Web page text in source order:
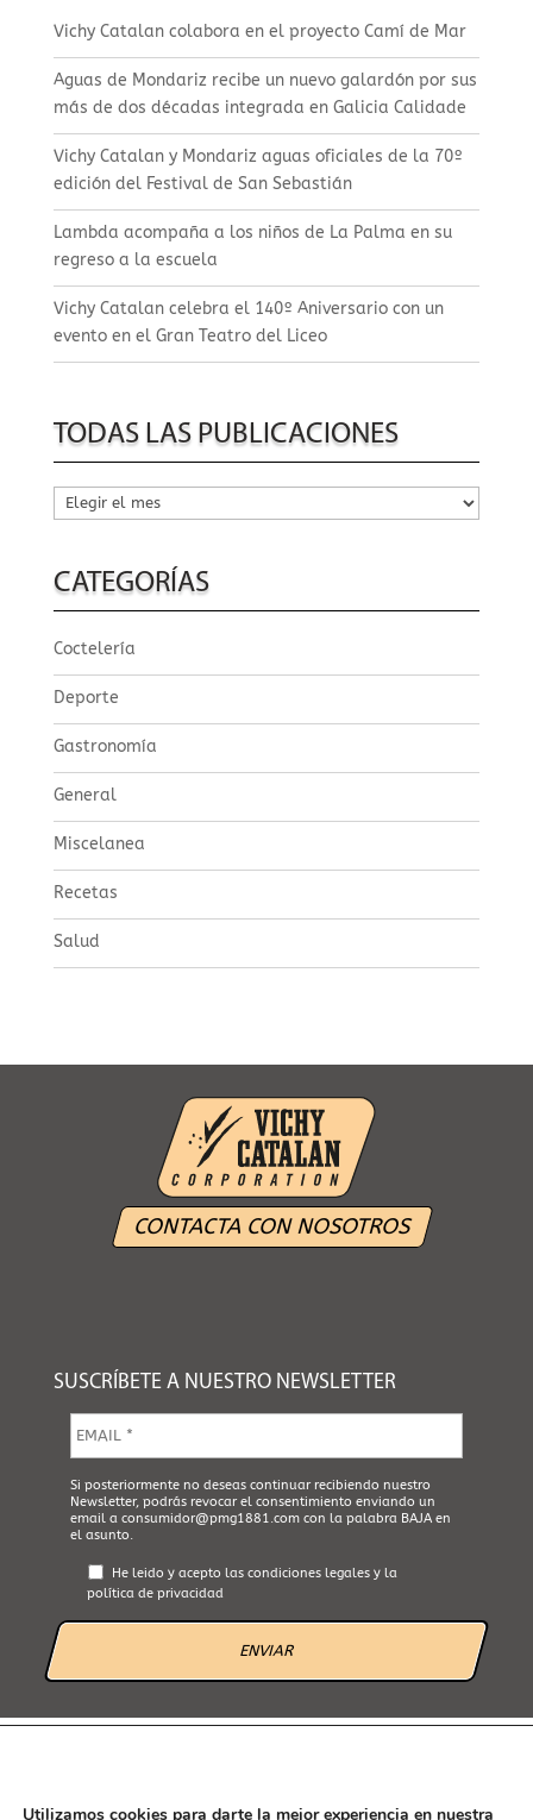
Vichy Catalan colabora en el proyecto Camí de Mar
Aguas de Mondariz recibe un nuevo galardón por sus
más de dos décadas integrada en Galicia Calidade
Vichy Catalan y Mondariz aguas oficiales de la 70º
edición del Festival de San Sebastián
Lambda acompaña a los niños de La Palma en su
regreso a la escuela
Vichy Catalan celebra el 140º Aniversario con un
evento en el Gran Teatro del Liceo
TODAS LAS PUBLICACIONES
Todas
las
CATEGORÍAS
Coctelería
Deporte
Gastronomía
General
Miscelanea
Recetas
Salud
CONTACTA CON NOSOTROS
SUSCRÍBETE A NUESTRO NEWSLETTER
m
a
i
l
*
A
c
e
p
e
l
Si posteriormente no deseas continuar recibiendo nuestro
Newsletter, podrás revocar el consentimiento enviando un
email a consumidor@pmg1881.comcon la palabra BAJA en
el asunto.
He leido y acepto las condiciones legalesy la
política de privacidad
Utilizamos cookies para darte la mejor experiencia en nuestra